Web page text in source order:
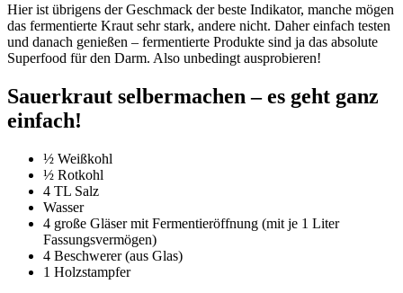
Hier ist übrigens der Geschmack der beste Indikator, manche mögen
das fermentierte Kraut sehr stark, andere nicht. Daher einfach testen
und danach genießen – fermentierte Produkte sind ja das absolute
Superfood für den Darm. Also unbedingt ausprobieren!
Sauerkraut selbermachen – es geht ganz
einfach!
½ Weißkohl
½ Rotkohl
4 TL Salz
Wasser
4 große Gläser mit Fermentieröffnung (mit je 1 Liter
Fassungsvermögen)
4 Beschwerer (aus Glas)
1 Holzstampfer